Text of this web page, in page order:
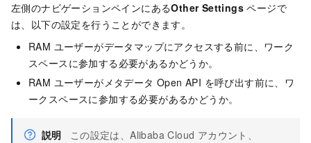
左側のナビゲーションペインにあるOther Settings ページで
は、以下の設定を行うことができます。
RAM ユーザーがデータマップにアクセスする前に、ワーク
スペースに参加する必要があるかどうか。
RAM ユーザーがメタデータ Open API を呼び出す前に、ワ
ークスペースに参加する必要があるかどうか。
説明
この設定は、Alibaba Cloud アカウント、